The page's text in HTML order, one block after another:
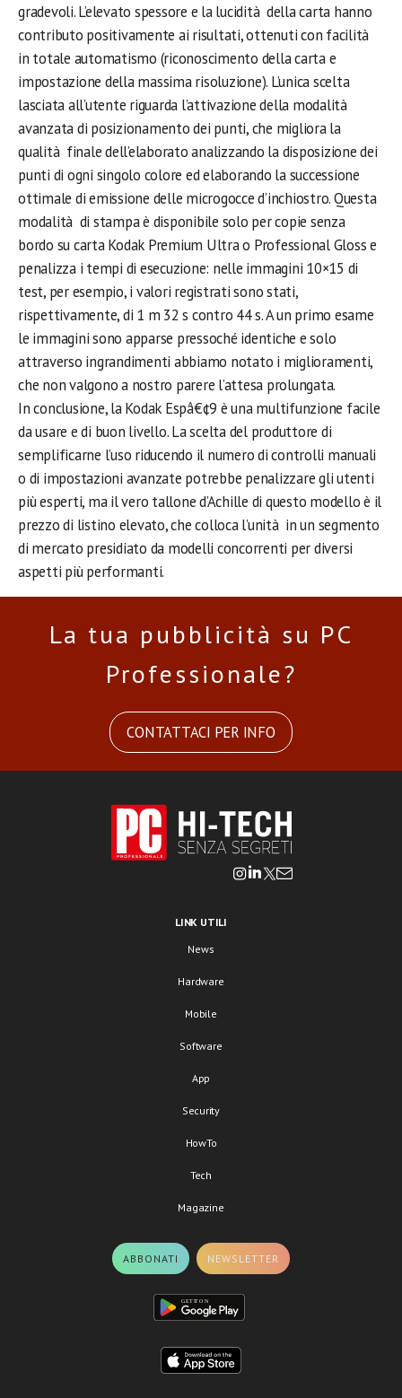
gradevoli. L’elevato spessore e la lucidità della carta hanno
contributo positivamente ai risultati, ottenuti con facilità
in totale automatismo (riconoscimento della carta e
impostazione della massima risoluzione). L’unica scelta
lasciata all’utente riguarda l’attivazione della modalità
avanzata di posizionamento dei punti, che migliora la
qualità finale dell’elaborato analizzando la disposizione dei
punti di ogni singolo colore ed elaborando la successione
ottimale di emissione delle microgocce d’inchiostro. Questa
modalità di stampa è disponibile solo per copie senza
bordo su carta Kodak Premium Ultra o Professional Gloss e
penalizza i tempi di esecuzione: nelle immagini 10×15 di
test, per esempio, i valori registrati sono stati,
rispettivamente, di 1 m 32 s contro 44 s. A un primo esame
le immagini sono apparse pressoché identiche e solo
attraverso ingrandimenti abbiamo notato i miglioramenti,
che non valgono a nostro parere l’attesa prolungata.
In conclusione, la Kodak Espâ€¢9 è una multifunzione facile
da usare e di buon livello. La scelta del produttore di
semplificarne l’uso riducendo il numero di controlli manuali
o di impostazioni avanzate potrebbe penalizzare gli utenti
più esperti, ma il vero tallone d’Achille di questo modello è il
prezzo di listino elevato, che colloca l’unità in un segmento
di mercato presidiato da modelli concorrenti per diversi
aspetti più performanti.
La tua pubblicità su PC
Professionale?
CONTATTACI PER INFO
LINK UTILI
News
Hardware
Mobile
Software
App
Security
HowTo
Tech
Magazine
ABBONATI NEWSLETTER